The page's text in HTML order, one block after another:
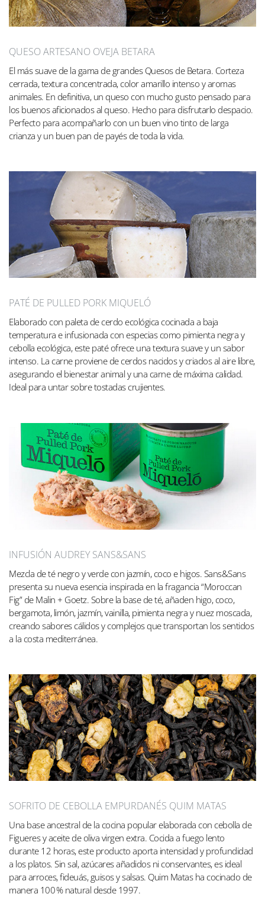
QUESO ARTESANO OVEJA BETARA
El más suave de la gama de grandes Quesos de Betara. Corteza
cerrada, textura concentrada, color amarillo intenso y aromas
animales. En definitiva, un queso con mucho gusto pensado para
los buenos aficionados al queso. Hecho para disfrutarlo despacio.
Perfecto para acompañarlo con un buen vino tinto de larga
crianza y un buen pan de payés de toda la vida.
PATÉ DE PULLED PORK MIQUELÓ
Elaborado con paleta de cerdo ecológica cocinada a baja
temperatura e infusionada con especias como pimienta negra y
cebolla ecológica, este paté ofrece una textura suave y un sabor
intenso. La carne proviene de cerdos nacidos y criados al aire libre,
asegurando el bienestar animal y una carne de máxima calidad.
Ideal para untar sobre tostadas crujientes.
INFUSIÓN AUDREY SANS&SANS
Mezcla de té negro y verde con jazmín, coco e higos. Sans&Sans
presenta su nueva esencia inspirada en la fragancia “Moroccan
Fig” de Malin + Goetz. Sobre la base de té, añaden higo, coco,
bergamota, limón, jazmín, vainilla, pimienta negra y nuez moscada,
creando sabores cálidos y complejos que transportan los sentidos
a la costa mediterránea.
SOFRITO DE CEBOLLA EMPURDANÉS QUIM MATAS
Una base ancestral de la cocina popular elaborada con cebolla de
Figueres y aceite de oliva virgen extra. Cocida a fuego lento
durante 12 horas, este producto aporta intensidad y profundidad
a los platos. Sin sal, azúcares añadidos ni conservantes, es ideal
para arroces, fideuás, guisos y salsas. Quim Matas ha cocinado de
manera 100 % natural desde 1997.